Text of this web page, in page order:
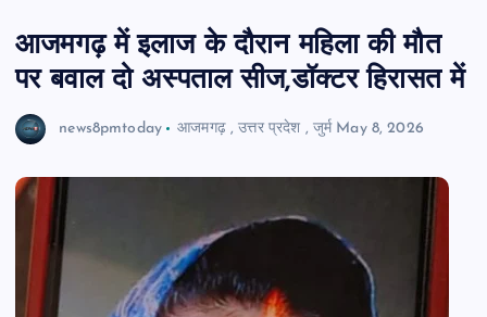
आजमगढ़ में इलाज के दौरान महिला की मौत
पर बवाल दो अस्पताल सीज,डॉक्टर हिरासत में
news8pmtoday आजमगढ़,उत्तर प्रदेश , जुर्म May 8, 2026